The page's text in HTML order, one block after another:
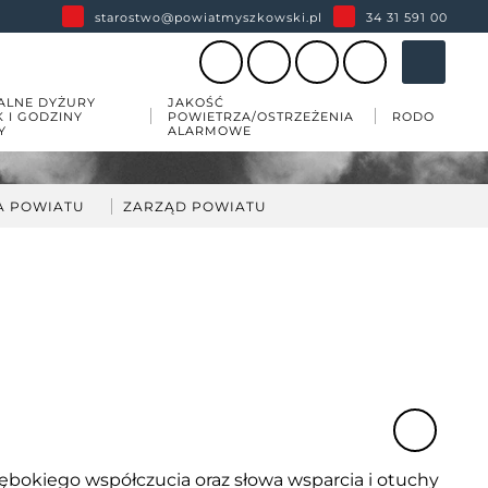
starostwo@powiatmyszkowski.pl 34 31 591 00
DYŻURY
I GODZINY
JAKOŚĆ
POWIETRZA/OSTRZEŻENIA
ALARMOWE
RODO
POWIATU ZARZĄD POWIATU
współczucia oraz słowawsparcia i otuchy